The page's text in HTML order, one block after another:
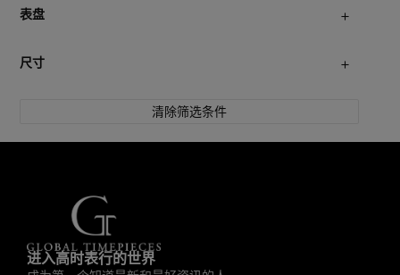
表盘
尺寸
清除筛选条件
进入高时表行的世界